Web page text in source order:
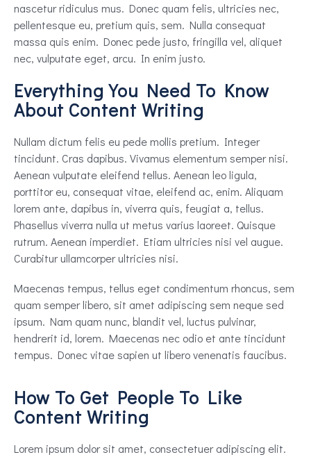
nascetur ridiculus mus. Donec quam felis, ultricies nec,
pellentesque eu, pretium quis, sem. Nulla consequat
massa quis enim. Donec pede justo, fringilla vel, aliquet
nec, vulputate eget, arcu. In enim justo.
Everything You Need To Know
About Content Writing
Nullam dictum felis eu pede mollis pretium. Integer
tincidunt. Cras dapibus. Vivamus elementum semper nisi.
Aenean vulputate eleifend tellus. Aenean leo ligula,
porttitor eu, consequat vitae, eleifend ac, enim. Aliquam
lorem ante, dapibus in, viverra quis, feugiat a, tellus.
Phasellus viverra nulla ut metus varius laoreet. Quisque
rutrum. Aenean imperdiet. Etiam ultricies nisi vel augue.
Curabitur ullamcorper ultricies nisi.
Maecenas tempus, tellus eget condimentum rhoncus, sem
quam semper libero, sit amet adipiscing sem neque sed
ipsum. Nam quam nunc, blandit vel, luctus pulvinar,
hendrerit id, lorem. Maecenas nec odio et ante tincidunt
tempus. Donec vitae sapien ut libero venenatis faucibus.
How To Get People To Like
Content Writing
Lorem ipsum dolor sit amet, consectetuer adipiscing elit.